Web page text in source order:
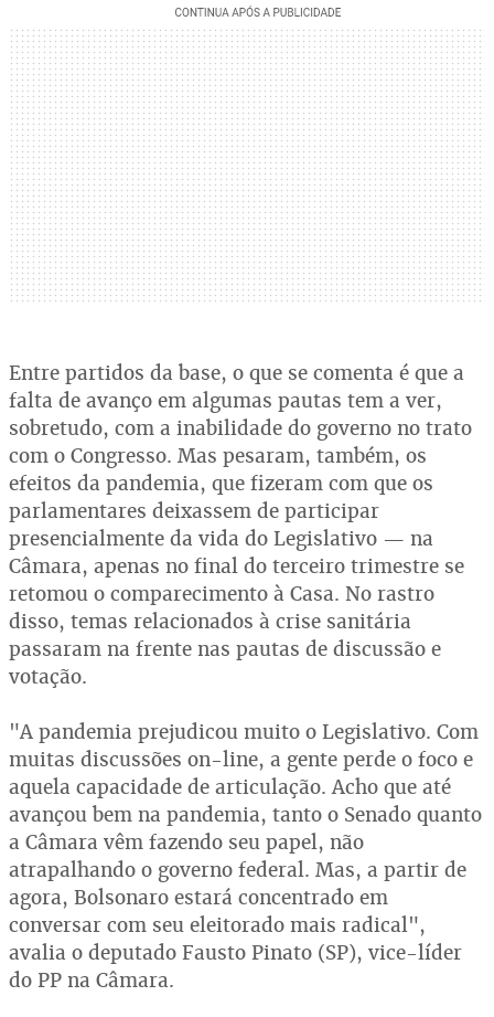
Entre partidos da base, o que se comenta é que a
falta de avanço em algumas pautas tem a ver,
sobretudo, com a inabilidade do governo no trato
com o Congresso. Mas pesaram, também, os
efeitos da pandemia, que fizeram com que os
parlamentares deixassem de participar
presencialmente da vida do Legislativo — na
Câmara, apenas no final do terceiro trimestre se
retomou o comparecimento à Casa. No rastro
disso, temas relacionados à crise sanitária
passaram na frente nas pautas de discussão e
votação.
"A pandemia prejudicou muito o Legislativo. Com
muitas discussões on-line, a gente perde o foco e
aquela capacidade de articulação. Acho que até
avançou bem na pandemia, tanto o Senado quanto
a Câmara vêm fazendo seu papel, não
atrapalhando o governo federal. Mas, a partir de
agora, Bolsonaro estará concentrado em
conversar com seu eleitorado mais radical",
avalia o deputado Fausto Pinato (SP), vice-líder
do PP na Câmara.